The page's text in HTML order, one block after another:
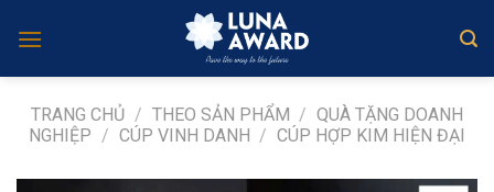
TRANG CHỦ / THEO SẢN PHẨM / QUÀ TẶNG DOANH
NGHIỆP / CÚP VINH DANH / CÚP HỢP KIM HIỆN ĐẠI